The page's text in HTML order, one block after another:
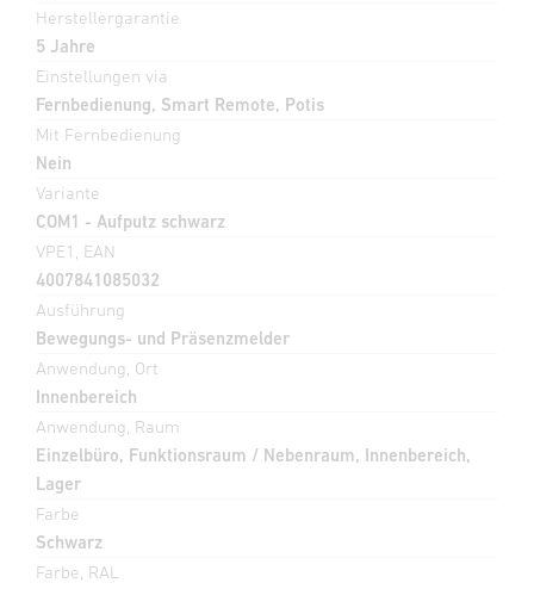
Herstellergarantie
5 Jahre
Einstellungen via
Fernbedienung, Smart Remote, Potis
Mit Fernbedienung
Nein
Variante
COM1 - Aufputz schwarz
VPE1, EAN
4007841085032
Ausführung
Bewegungs- und Präsenzmelder
Anwendung, Ort
Innenbereich
Anwendung, Raum
Einzelbüro, Funktionsraum / Nebenraum, Innenbereich,
Lager
Farbe
Schwarz
Farbe, RAL